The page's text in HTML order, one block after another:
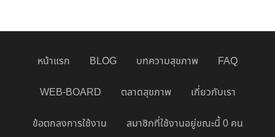
หน้าแรก BLOG บทความสุขภาพ FAQ
WEB-BOARD ตลาดสุขภาพ เกี่ยวกับเรา
ข้อตกลงการใช้งาน สมาชิกที่ใช้งานอยู่ขณะนี้ 0 คน